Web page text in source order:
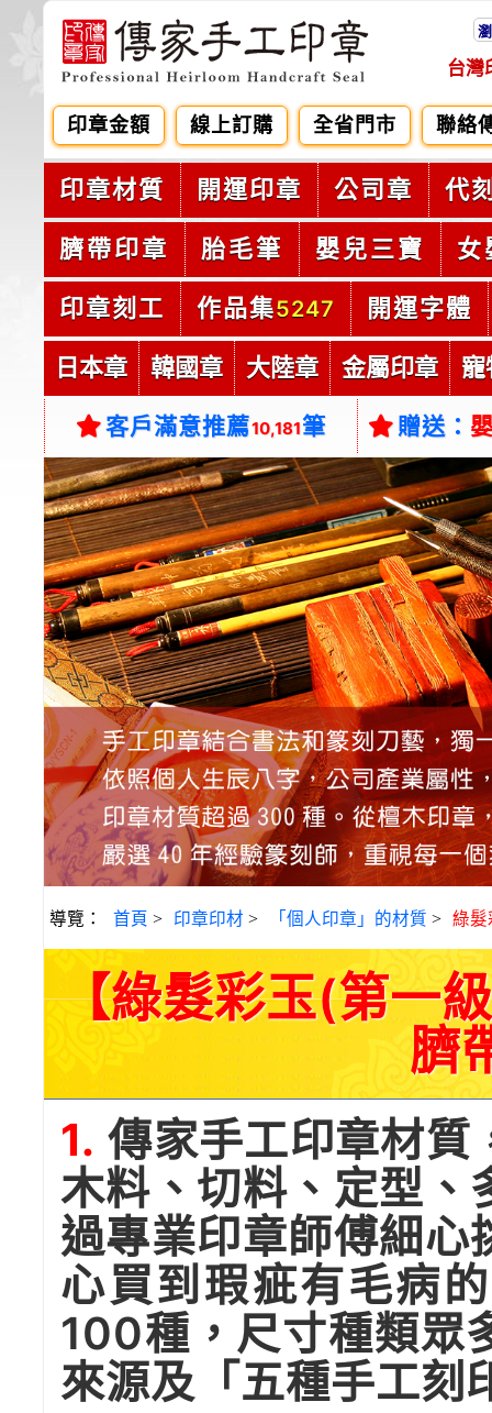
台灣
印章金額 線上訂購 全省門市 聯絡
印章材質 開運印章 公司章 代
臍帶印章 胎毛筆 嬰兒三寶 女
印章刻工 作品集5247 開運字體
日本章 韓國章 大陸章 金屬印章 寵
客戶滿意推薦10,181筆 贈送：
導覽： 首頁 > 印章印材 > 「個人印章」的材質 > 綠髮
【綠髮彩玉(第一
臍
1. 傳家手工印章材質
木料、切料、定型、
過專業印章師傅細心
心買到瑕疵有毛病
100種，尺寸種類眾
來源及「五種手工刻